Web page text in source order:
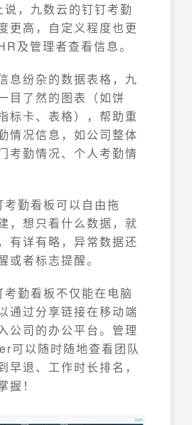
，九数云的钉钉考勤
更高，自定义程度也更
及管理者查看信息。
息纷杂的数据表格，九
目了然的图表（如饼
标卡、表格），帮助重
情况信息，如公司整体
考勤情况、个人考勤情
勤看板可以自由拖
，想只看什么数据，就
有详有略，异常数据还
或者标志提醒。
勤看板不仅能在电脑
通过分享链接在移动端
公司的办公平台。管理
可以随时随地查看团队
早退、工作时长排名，
握！